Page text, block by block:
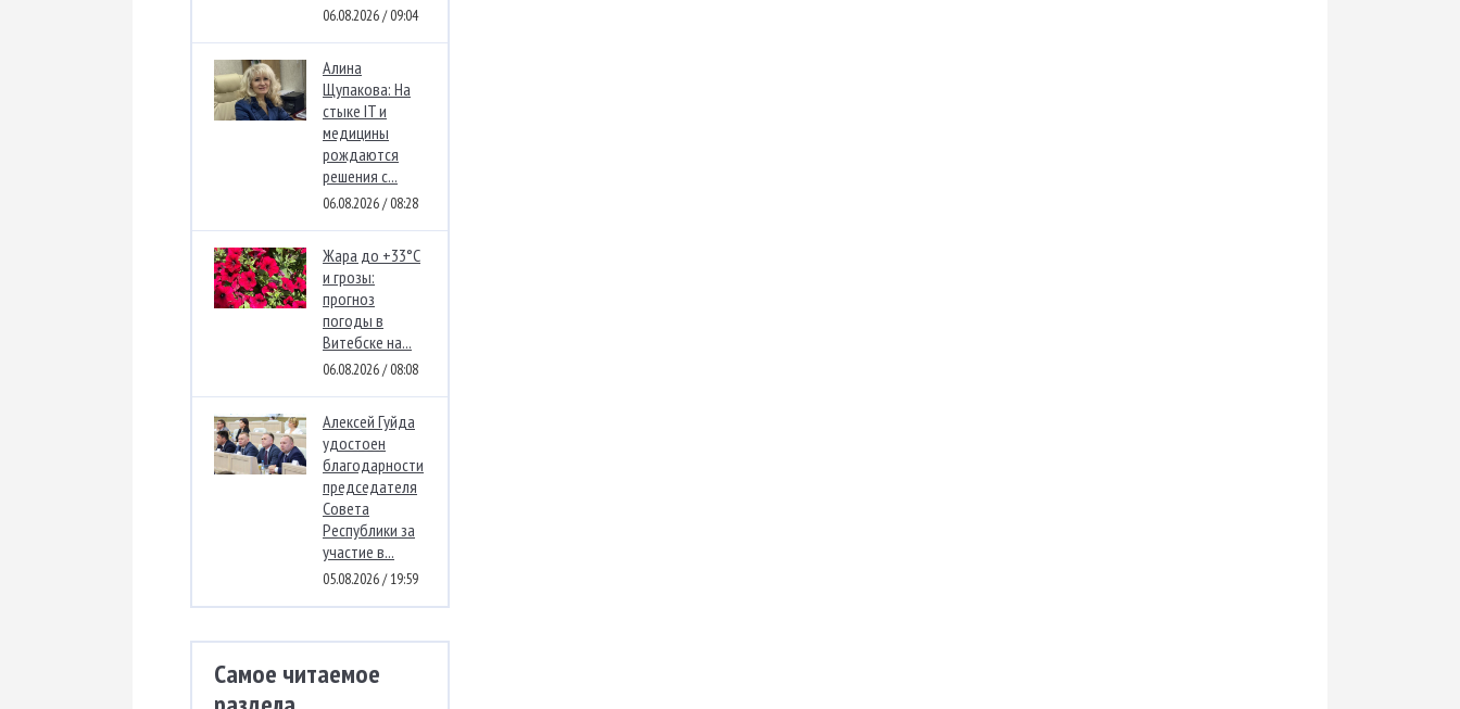
06.08.2026 / 09:04
Алина
Щупакова: На
стыке IT и
медицины
рождаются
решения с...
06.08.2026 / 08:28
Жара до +33°C
и грозы:
прогноз
погоды в
Витебске на...
06.08.2026 / 08:08
Алексей Гуйда
удостоен
благодарности
председателя
Совета
Республики за
участие в...
05.08.2026 / 19:59
Самое читаемое